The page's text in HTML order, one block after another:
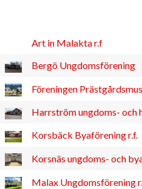
Art in Malakta r.f
Bergö Ungdomsförening
Föreningen
Harrström ungdoms- och
Korsbäck Byaförening r.f.
Korsnäs ungdoms- och
Malax Ungdomsförening